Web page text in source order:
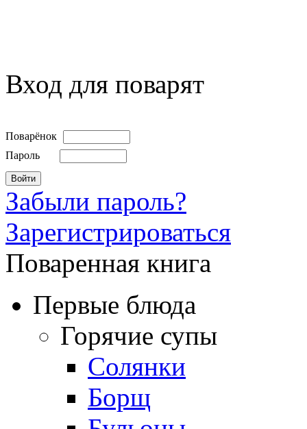
Вход для поварят
Поварёнок
Пароль
Забыли пароль?
Зарегистрироваться
Поваренная книга
Первые блюда
Горячие супы
Солянки
Борщ